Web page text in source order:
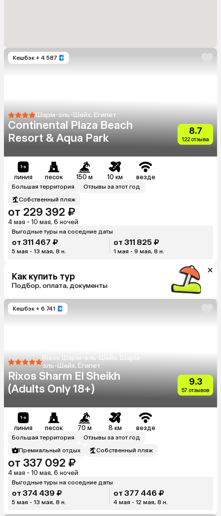
Кешбэк + 4 587
Шарм-эль-Шейх, Египет
Continental Plaza Beach
Resort & Aqua Park
8.7
122 отзыва
линия песок 150 м 10 км везде
Большая территория
Отзывы за этот год
Собственный пляж
от 229 392 ₽
4 мая - 10 мая, 6 ночей
Выгодные туры на соседние даты
от 311 467 ₽
5 мая - 13 мая, 8 н.
от 311 825 ₽
1 мая - 9 мая, 8 н.
Как купить тур
Подбор, оплата, документы
Кешбэк + 6 741
Rixos Шарм-эль-Шейх, Шарм-
эль-Шейх, Египет
Rixos Sharm El Sheikh
(Adults Only 18+)
9.3
57 отзывов
линия песок 70 м 8 км везде
Большая территория
Отзывы за этот год
Премиальный отдых
Собственный пляж
от 337 092 ₽
4 мая - 10 мая, 6 ночей
Выгодные туры на соседние даты
от 374 439 ₽
5 мая - 13 мая, 8 н.
от 377 446 ₽
4 мая - 12 мая, 8 н.